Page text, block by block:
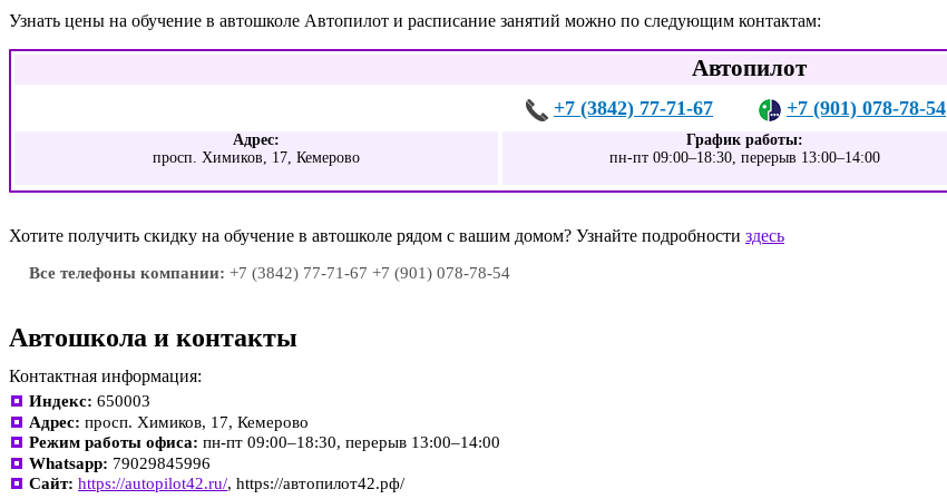
Узнать цены на обучение в автошколе Автопилот и расписание занятий можно по следующим контактам:
Автопилот
+7 (3842) 77-71-67 +7 (901) 078-78-54
Адрес:
просп. Химиков, 17, Кемерово
График работы:
пн-пт 09:00–18:30, перерыв 13:00–14:00
Хотите получить скидку на обучение в автошколе рядом с вашим домом? Узнайте подробности здесь
Все телефоны компании: +7 (3842) 77-71-67 +7 (901) 078-78-54
Автошкола и контакты
Контактная информация:
Индекс: 650003
Адрес: просп. Химиков, 17, Кемерово
Режим работы офиса: пн-пт 09:00–18:30, перерыв 13:00–14:00
Whatsapp: 79029845996
Сайт: https://autopilot42.ru/, https://автопилот42.рф/